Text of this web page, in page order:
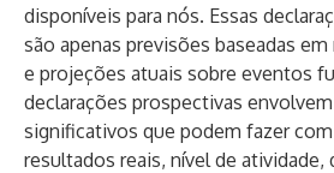
disponíveis para nós. Essas
são apenas previsões baseadas
e projeções atuais sobre eventos
declarações prospectivas
significativos que podem fazer
resultados reais, nível de atividade,